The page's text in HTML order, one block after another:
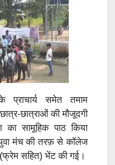
प्राचार्य समेत तमाम
छात्र-छात्राओं की मौजूदगी
का सामूहिक पाठ किया
मंच की तरफ़ से कॉलेज
(फ्रेम सहित) भेंट की गई।